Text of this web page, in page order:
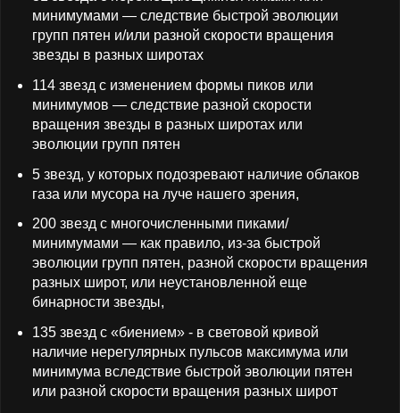
минимумами — следствие быстрой эволюции
групп пятен и/или разной скорости вращения
звезды в разных широтах
114 звезд с изменением формы пиков или
минимумов — следствие разной скорости
вращения звезды в разных широтах или
эволюции групп пятен
5 звезд, у которых подозревают наличие облаков
газа или мусора на луче нашего зрения,
200 звезд с многочисленными пиками/
минимумами — как правило, из-за быстрой
эволюции групп пятен, разной скорости вращения
разных широт, или неустановленной еще
бинарности звезды,
135 звезд с «биением» - в световой кривой
наличие нерегулярных пульсов максимума или
минимума вследствие быстрой эволюции пятен
или разной скорости вращения разных широт